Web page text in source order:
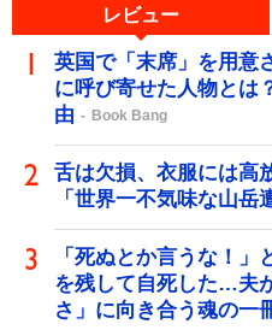
レビュー
英国で「末席」を用意
に呼び寄せた人物と
由
Book Bang
舌は欠損、衣服には高
「世界一不気味な山岳
「死ぬとか言うな！
を残して自死した…夫
さ」に向き合う魂の一